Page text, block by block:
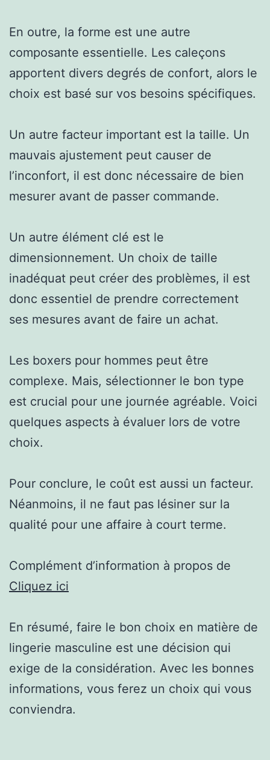
En outre, la forme est une autre
composante essentielle. Les caleçons
apportent divers degrés de confort, alors le
choix est basé sur vos besoins spécifiques.
Un autre facteur important est la taille. Un
mauvais ajustement peut causer de
l’inconfort, il est donc nécessaire de bien
mesurer avant de passer commande.
Un autre élément clé est le
dimensionnement. Un choix de taille
inadéquat peut créer des problèmes, il est
donc essentiel de prendre correctement
ses mesures avant de faire un achat.
Les boxers pour hommes peut être
complexe. Mais, sélectionner le bon type
est crucial pour une journée agréable. Voici
quelques aspects à évaluer lors de votre
choix.
Pour conclure, le coût est aussi un facteur.
Néanmoins, il ne faut pas lésiner sur la
qualité pour une affaire à court terme.
Complément d’information à propos de
Cliquez ici
En résumé, faire le bon choix en matière de
lingerie masculine est une décision qui
exige de la considération. Avec les bonnes
informations, vous ferez un choix qui vous
conviendra.